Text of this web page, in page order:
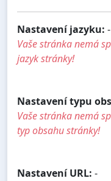
Nastavení jazyku: -
Vaše stránka nemá
jazyk stránky!
Nastavení typu
Vaše stránka nemá
typ obsahu stránky!
Nastavení URL: -